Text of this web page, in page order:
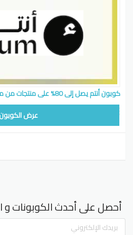
كوبون أنتم يصل إلى 80% على منتجات من ماركات متعددة antum
عرض الكوبون
أحصل على أحدث الكوبونات و